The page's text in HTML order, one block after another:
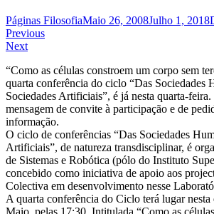
Páginas FilosofiaMaio 26, 2008Julho 1, 2018
Navegação
de
artigos
Previous
Next
“Como as células constroem um corpo sem
quarta conferência do ciclo “Das Sociedades
Sociedades Artificiais”, é já nesta quarta-feira.
mensagem de convite à participação e de
informação.
O ciclo de conferências “Das Sociedades
Artificiais”, de natureza transdisciplinar, é
de Sistemas e Robótica (pólo do Instituto
concebido como iniciativa de apoio aos
Colectiva em desenvolvimento nesse
A quarta conferência do Ciclo terá lugar
Maio, pelas 17:30. Intitulada “Como as